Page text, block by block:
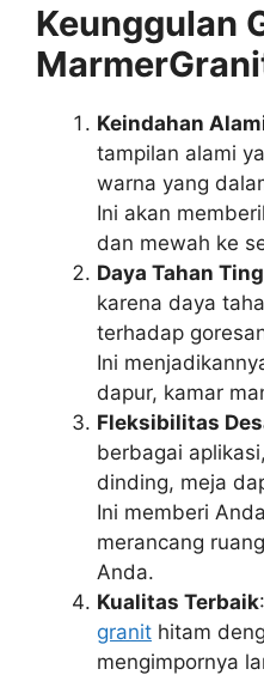
Keunggulan
Keindahan
tampilan alami
warna yang
Ini akan
dan mewah ke
Daya Tahan
karena daya
terhadap
Ini
dapur, kamar
Fleksibilitas
berbagai
dinding, meja
Ini memberi
merancang
Anda.
Kualitas Terbaik
granit hitam
mengimpornya